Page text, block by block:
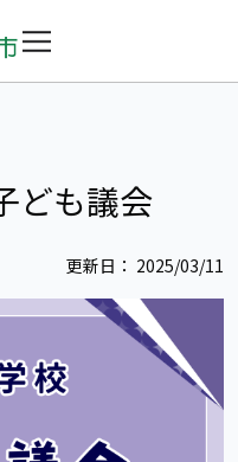
ども議会
更新日： 2025/03/11